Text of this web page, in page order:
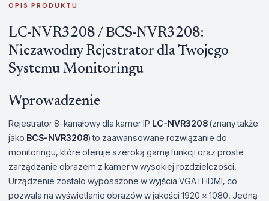
OPIS PRODUKTU
LC-NVR3208 / BCS-NVR3208:
Niezawodny Rejestrator dla Twojego
Systemu Monitoringu
Wprowadzenie
Rejestrator 8-kanałowy dla kamer IP LC-NVR3208(znany także
jako BCS-NVR3208) to zaawansowane rozwiązanie do
monitoringu, które oferuje szeroką gamę funkcji oraz proste
zarządzanie obrazem z kamer w wysokiej rozdzielczości.
Urządzenie zostało wyposażone w wyjścia VGA i HDMI, co
pozwala na wyświetlanie obrazów w jakości 1920 x 1080. Jedną